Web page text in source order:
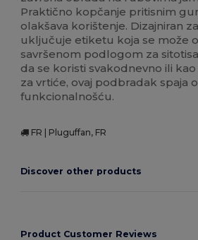
Praktično kopčanje pritisnim
olakšava korištenje. Dizajniran
uključuje etiketu koja se može
savršenom podlogom za
da se koristi svakodnevno ili
za vrtiće, ovaj podbradak spaja
funkcionalnošću.
FR | Pluguffan, FR
Discover other products
Product Customer Reviews